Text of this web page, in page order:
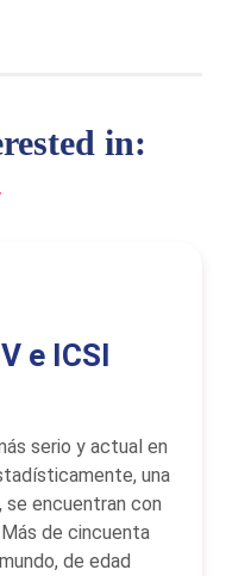
in:
e ICSI
serio y actual en
una
se encuentran con
de cincuenta
de edad